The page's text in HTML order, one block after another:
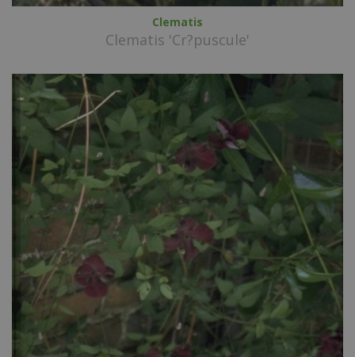
Clematis
Clematis 'Cr?puscule'